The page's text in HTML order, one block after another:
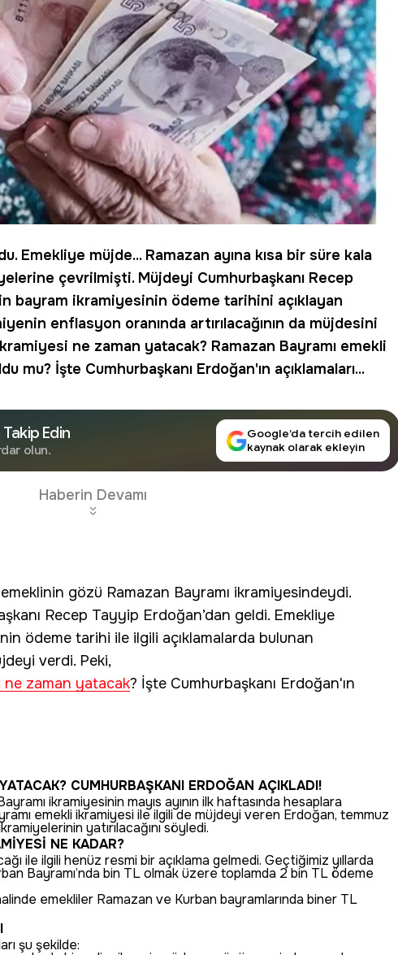
Emekliye müjde... Ramazan ayına kısa bir süre kala
çevrilmişti. Müjdeyi Cumhurbaşkanı Recep
bayram ikramiyesinin ödeme tarihini açıklayan
enflasyon oranında artırılacağının da müjdesini
ne zaman yatacak? Ramazan Bayramı emekli
İşte Cumhurbaşkanı Erdoğan'ın açıklamaları...
Edin
olun.
Google’da tercih edilen
kaynak olarak ekleyin
Haberin Devamı
gözü Ramazan Bayramı ikramiyesindeydi.
Recep Tayyip Erdoğan’dan geldi. Emekliye
ödeme tarihi ile ilgili açıklamalarda bulunan
verdi. Peki,
ne zaman yatacak? İşte Cumhurbaşkanı Erdoğan'ın
CUMHURBAŞKANI ERDOĞAN AÇIKLADI!
ikramiyesinin mayıs ayının ilk haftasında hesaplara
emekli ikramiyesi ile ilgili de müjdeyi veren Erdoğan, temmuz
yatırılacağını söyledi.
NE KADAR?
ile ilgili henüz resmi bir açıklama gelmedi. Geçtiğimiz yıllarda
Bayramı’nda bin TL olmak üzere toplamda 2 bin TL ödeme
emekliler Ramazan ve Kurban bayramlarında biner TL
şu şekilde: